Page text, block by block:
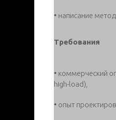
• написание
Требования
• коммерческий
high-load),
• опыт